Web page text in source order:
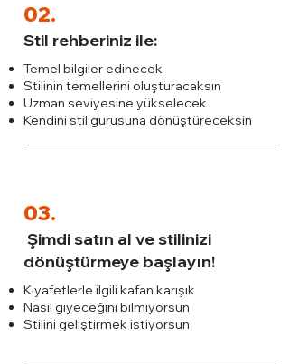
02.
Stil rehberiniz ile:
Temel bilgiler edinecek
Stilinin temellerini oluşturacaksın
Uzman seviyesine yükselecek
Kendini stil gurusuna dönüştüreceksin
03.
Şimdi satın al ve stilinizi
dönüştürmeye başlayın!
Kıyafetlerle ilgili kafan karışık
Nasıl giyeceğini bilmiyorsun
Stilini geliştirmek istiyorsun